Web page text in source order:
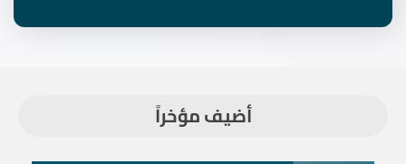
أضيف مؤخراً